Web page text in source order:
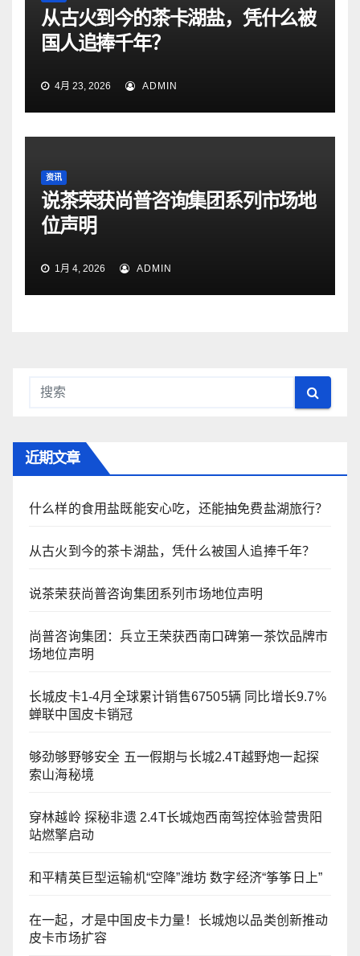
从古火到今的茶卡湖盐，凭什么被
国人追捧千年？
4月 23, 2026 ADMIN
资讯
说茶荣获尚普咨询集团系列市场地
位声明
1月 4, 2026 ADMIN
近期文章
什么样的食用盐既能安心吃，还能抽免费盐湖旅行？
从古火到今的茶卡湖盐，凭什么被国人追捧千年？
说茶荣获尚普咨询集团系列市场地位声明
尚普咨询集团：兵立王荣获西南口碑第一茶饮品牌市
场地位声明
长城皮卡1-4月全球累计销售67505辆 同比增长9.7%
蝉联中国皮卡销冠
够劲够野够安全 五一假期与长城2.4T越野炮一起探
索山海秘境
穿林越岭 探秘非遗 2.4T长城炮西南驾控体验营贵阳
站燃擎启动
和平精英巨型运输机“空降”潍坊 数字经济“筝筝日上”
在一起，才是中国皮卡力量！长城炮以品类创新推动
皮卡市场扩容